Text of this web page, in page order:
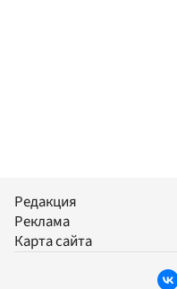
Редакция
Реклама
Карта сайта